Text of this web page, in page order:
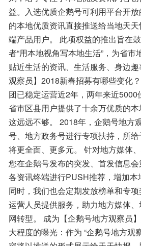
益。入选优质企鹅号可利用平台开
的本地优质资讯直接推送给当地天
端产品用户。 此项权益的推出旨在
者“用本地视角写本地生活”，为省市
贴近生活的资讯、生活服务、身边
观察员】2018新春招募有哪些变化
团已稳定运营近2年，两年来近
省市区县用户提供了十余万优质的
这远远不够。 2018年，企鹅号地方
号、地方政务号进行专项扶持，所
将更全面、更多元。 针对地方媒体
您在企鹅号发布的突发、首发信息
各资讯终端进行PUSH推荐，增加本
同时，我们也会定期发放榜单和专
运营人员提供服务，助力地方媒体
网转型。 成为【企鹅号地方观察员
大程度的曝光：作为 “企鹅号地方观